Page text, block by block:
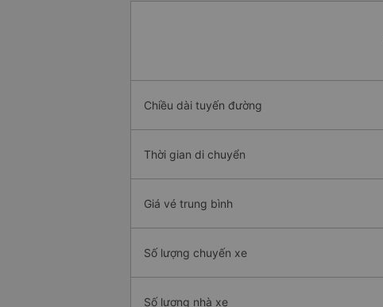
Chiều dài tuyến đường
Thời gian di chuyển
Giá vé trung bình
Số lượng chuyến xe
Số lượng nhà xe